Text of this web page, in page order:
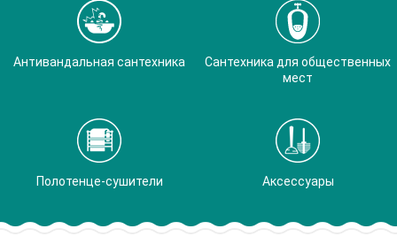
Антивандальная сантехника
Сантехника для общественных
мест
Полотенце-сушители Аксессуары